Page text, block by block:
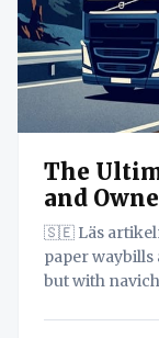
The
and
🇸🇪 Läs artikeln på
paper waybills
but with